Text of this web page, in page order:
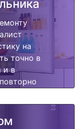
на
точно в
и в